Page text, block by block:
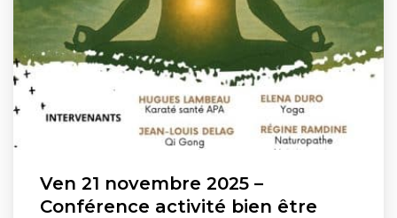
Ven 21 novembre 2025 –
Conférence activité bien être